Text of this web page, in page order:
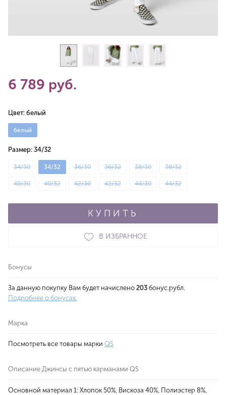
6 789 руб.
Цвет: белый
белый
Размер: 34/32
34/30 34/32 36/30 36/32 38/30 38/32
40/30 40/32 42/30 42/32 44/30 44/32
КУПИТЬ
В ИЗБРАННОЕ
Бонусы
За данную покупку Вам будет начислено 203 бонус.рубл.
Подробнее о бонусах.
Марка
Посмотреть все товары марки QS
Описание Джинсы с пятью карманами QS
Основной материал 1: Хлопок 50%, Вискоза 40%, Полиэстер 8%,